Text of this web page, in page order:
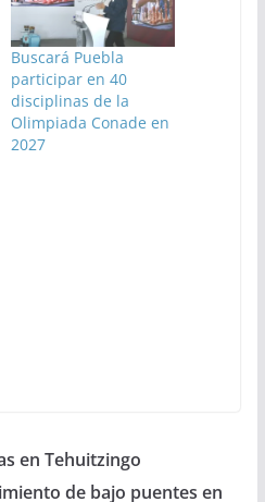
Buscará Puebla
participar en 40
disciplinas de la
Olimpiada Conade en
2027
en Tehuitzingo
de bajo puentes en